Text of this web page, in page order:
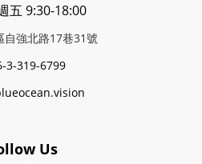
五 9:30-18:00
自強北路17巷31號
3-319-6799
Us